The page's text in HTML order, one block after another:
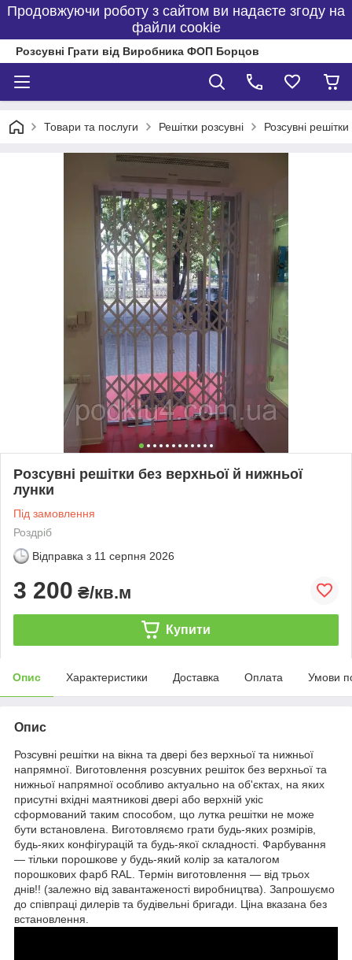
Продовжуючи роботу з сайтом ви надаєте згоду на
файли cookie
Розсувні Грати від Виробника ФОП Борцов
Товари та послуги Решітки розсувні Розсувні
Розсувні решітки без верхньої й нижньої
лунки
Під замовлення
Роздріб
Відправка з 11 серпня 2026
3 200 ₴/кв.м
Купити
Опис Характеристики Доставка Оплата Умови
Опис
Розсувні решітки на вікна та двері без верхньої та нижньої
напрямної. Виготовлення розсувних решіток без верхньої та
нижньої напрямної особливо актуально на об'єктах, на яких
присутні вхідні маятникові двері або верхній укіс
сформований таким способом, що лутка решітки не може
бути встановлена. Виготовляємо грати будь-яких розмірів,
будь-яких конфігурацій та будь-якої складності. Фарбування
― тільки порошкове у будь-який колір за каталогом
порошкових фарб RAL. Термін виготовлення ― від трьох
днів!! (залежно від завантаженості виробництва). Запрошуємо
до співпраці дилерів та будівельні бригади. Ціна вказана без
встановлення.